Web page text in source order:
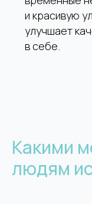
и красивую
улучшает
в себе.
Какими
людям